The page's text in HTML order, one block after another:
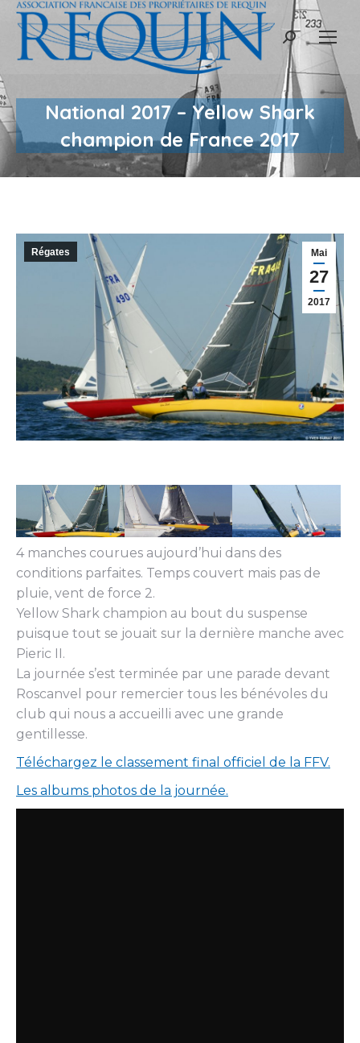
Recherche
National 2017 – Yellow Shark
champion de France 2017
Mai
27
2017
Régates
4 manches courues aujourd’hui dans des
conditions parfaites. Temps couvert mais pas de
pluie, vent de force 2.
Yellow Shark champion au bout du suspense
puisque tout se jouait sur la dernière manche avec
Pieric II.
La journée s’est terminée par une parade devant
Roscanvel pour remercier tous les bénévoles du
club qui nous a accueilli avec une grande
gentillesse.
Téléchargez le classement final officiel de la FFV.
Les albums photos de la journée.